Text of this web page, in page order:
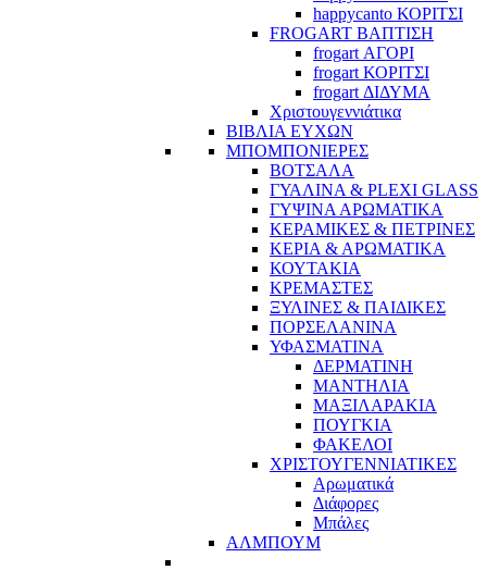
happycanto ΚΟΡΙΤΣΙ
FROGART ΒΑΠΤΙΣΗ
frogart ΑΓΟΡΙ
frogart ΚΟΡΙΤΣΙ
frogart ΔΙΔΥΜΑ
Χριστουγεννιάτικα
ΒΙΒΛΙΑ ΕΥΧΩΝ
ΜΠΟΜΠΟΝΙΕΡΕΣ
ΒΟΤΣΑΛΑ
ΓΥΑΛΙΝΑ & PLEXI GLASS
ΓΥΨΙΝΑ ΑΡΩΜΑΤΙΚΑ
ΚΕΡΑΜΙΚΕΣ & ΠΕΤΡΙΝΕΣ
ΚΕΡΙΑ & ΑΡΩΜΑΤΙΚΑ
ΚΟΥΤΑΚΙΑ
ΚΡΕΜΑΣΤΕΣ
ΞΥΛΙΝΕΣ & ΠΑΙΔΙΚΕΣ
ΠΟΡΣΕΛΑΝΙΝΑ
ΥΦΑΣΜΑΤΙΝA
ΔΕΡΜΑΤΙΝΗ
ΜΑΝΤΗΛΙΑ
ΜΑΞΙΛΑΡΑΚΙΑ
ΠΟΥΓΚΙΑ
ΦΑΚΕΛΟΙ
ΧΡΙΣΤΟΥΓΕΝΝΙΑΤΙΚΕΣ
Αρωματικά
Διάφορες
Μπάλες
ΑΛΜΠΟΥΜ